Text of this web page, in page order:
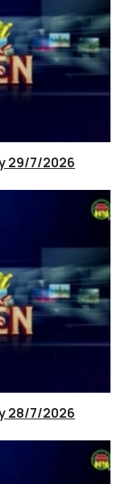
29/7/2026
28/7/2026